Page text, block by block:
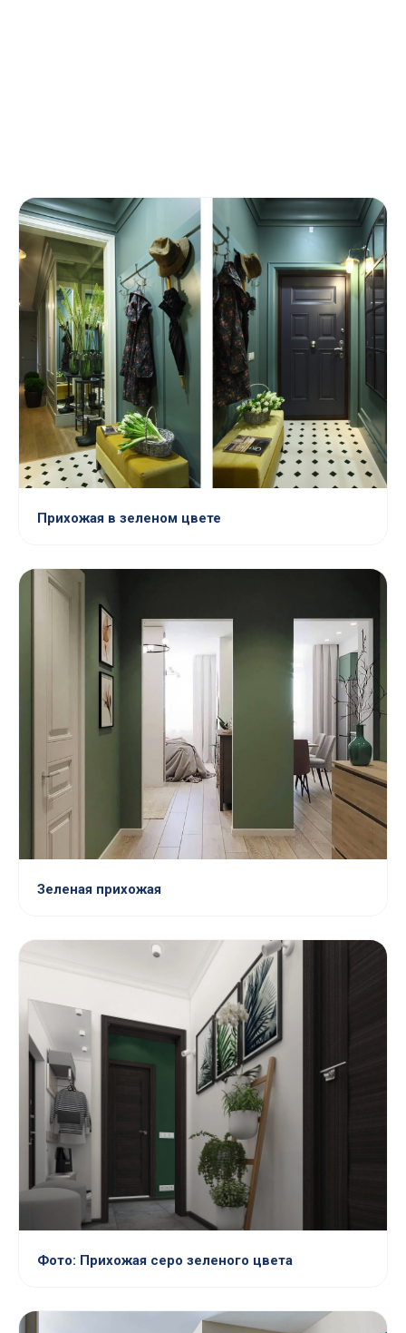
Прихожая в зеленом цвете
Зеленая прихожая
Фото: Прихожая серо зеленого цвета